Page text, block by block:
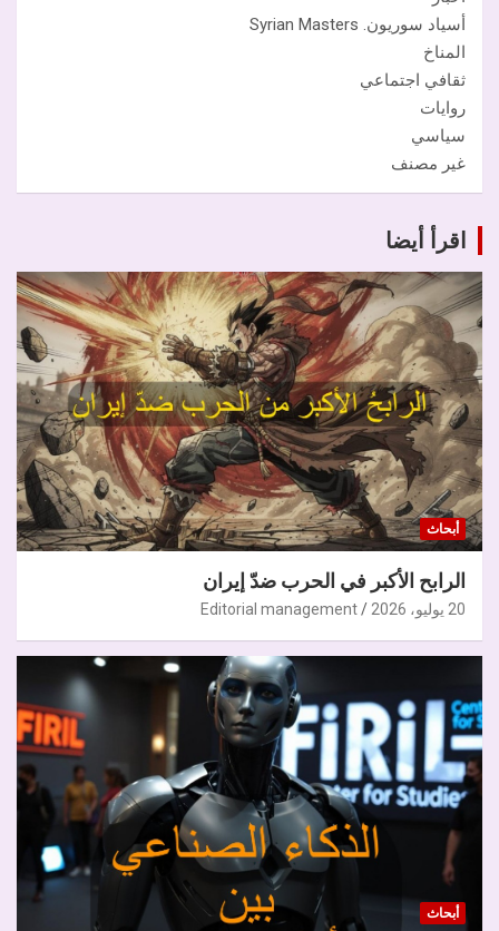
أسياد سوريون. Syrian Masters
المناخ
ثقافي اجتماعي
روايات
سياسي
غير مصنف
اقرأ أيضا
أبحاث
الرابح الأكبر في الحرب ضدّ إيران
20 يوليو، 2026 Editorial management
أبحاث